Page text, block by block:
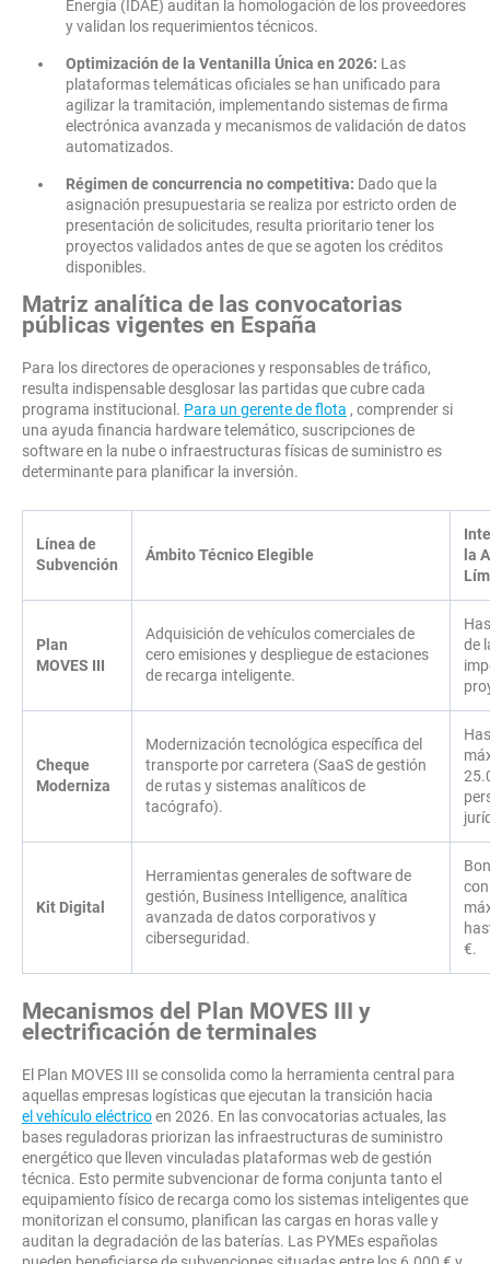
Energía (IDAE) auditan la homologación de los proveedores
y validan los requerimientos técnicos.
Optimización de la Ventanilla Única en 2026: Las
plataformas telemáticas oficiales se han unificado para
agilizar la tramitación, implementando sistemas de firma
electrónica avanzada y mecanismos de validación de datos
automatizados.
Régimen de concurrencia no competitiva: Dado que la
asignación presupuestaria se realiza por estricto orden de
presentación de solicitudes, resulta prioritario tener los
proyectos validados antes de que se agoten los créditos
disponibles.
Matriz analítica de las convocatorias
públicas vigentes en España
Para los directores de operaciones y responsables de tráfico,
resulta indispensable desglosar las partidas que cubre cada
programa institucional. Para un gerente de flota , comprender si
una ayuda financia hardware telemático, suscripciones de
software en la nube o infraestructuras físicas de suministro es
determinante para planificar la inversión.
Línea de
Subvención
Ámbito Técnico Elegible
la
Plan
MOVES III
Adquisición de vehículos comerciales de
cero emisiones y despliegue de estaciones
de recarga inteligente.
de
Cheque
Moderniza
Modernización tecnológica específica del
transporte por carretera (SaaS de gestión
de rutas y sistemas analíticos de
tacógrafo).
Kit Digital
Herramientas generales de software de
gestión, Business Intelligence, analítica
avanzada de datos corporativos y
ciberseguridad.
€.
Mecanismos del Plan MOVES III y
electrificación de terminales
El Plan MOVES III se consolida como la herramienta central para
aquellas empresas logísticas que ejecutan la transición hacia
el vehículo eléctricoen 2026. En las convocatorias actuales, las
bases reguladoras priorizan las infraestructuras de suministro
energético que lleven vinculadas plataformas web de gestión
técnica. Esto permite subvencionar de forma conjunta tanto el
equipamiento físico de recarga como los sistemas inteligentes que
monitorizan el consumo, planifican las cargas en horas valle y
auditan la degradación de las baterías. Las PYMEs españolas